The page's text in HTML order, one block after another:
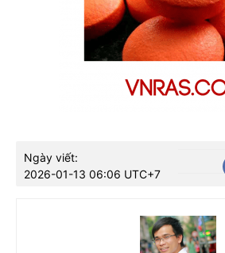
Ngày viết:
2026-01-13 06:06 UTC+7